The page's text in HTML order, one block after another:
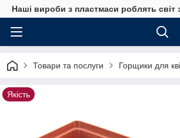
Наші вироби з пластмаси роблять світ
Товари та послуги Горщики для
Якість